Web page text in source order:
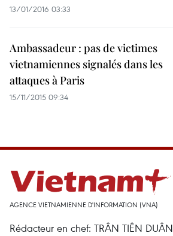
13/01/2016 03:33
Ambassadeur : pas de victimes
vietnamiennes signalés dans les
attaques à Paris
15/11/2015 09:34
AGENCE VIETNAMIENNE D'INFORMATION (VNA)
Rédacteur en chef: TRÂN TIÊN DUÂN